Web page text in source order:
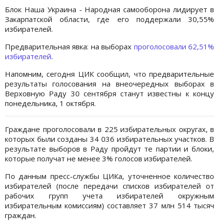
Блок Наша Украина - Народная самооборона лидирует в
Закарпатской области, где его поддержали 30,55%
избирателей.
Предварительная явка: на выборах проголосовали 62,51%
избирателей.
Напомним, сегодня ЦИК сообщил, что предварительные
результаты голосования на внеочередных выборах в
Верховную Раду 30 сентября станут известны к концу
понедельника, 1 октября.
Граждане проголосовали в 225 избирательных округах, в
которых были созданы 34 036 избирательных участков. В
результате выборов в Раду пройдут те партии и блоки,
которые получат не менее 3% голосов избирателей.
По данным пресс-службы ЦИКа, уточненное количество
избирателей (после передачи списков избирателей от
рабочих групп учета избирателей окружным
избирательным комиссиям) составляет 37 млн 514 тысяч
граждан.